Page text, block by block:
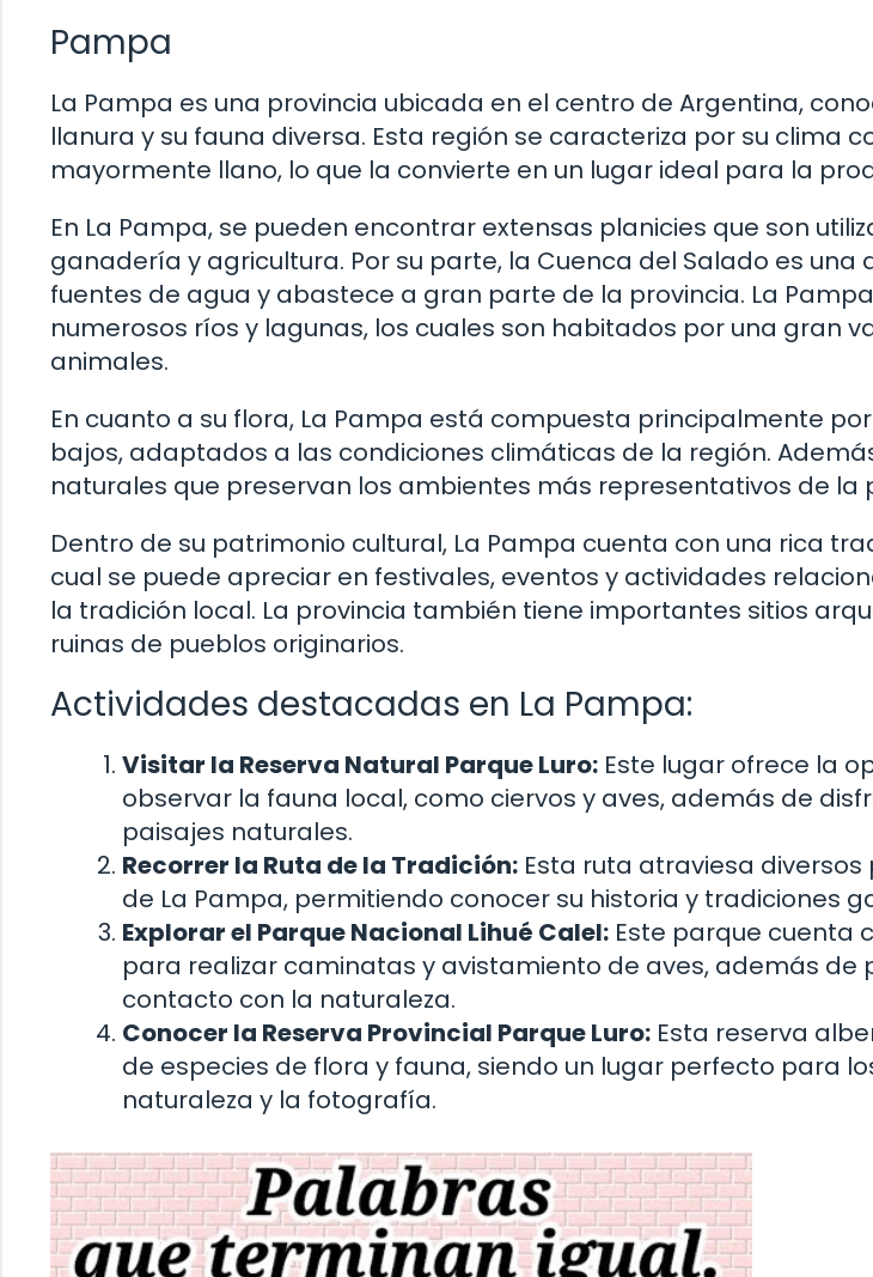
Pampa
La Pampa es una provincia ubicada en el centro de Argentina,
llanura y su fauna diversa. Esta región se caracteriza por su clima
mayormente llano, lo que la convierte en un lugar ideal para la
En La Pampa, se pueden encontrar extensas planicies que son
ganadería y agricultura. Por su parte, la Cuenca del Salado es una
fuentes de agua y abastece a gran parte de la provincia. La
numerosos ríos y lagunas, los cuales son habitados por una gran
animales.
En cuanto a su flora, La Pampa está compuesta principalmente
bajos, adaptados a las condiciones climáticas de la región.
naturales que preservan los ambientes más representativos de la
Dentro de su patrimonio cultural, La Pampa cuenta con una rica
cual se puede apreciar en festivales, eventos y actividades
la tradición local. La provincia también tiene importantes sitios
ruinas de pueblos originarios.
Actividades destacadas en La Pampa:
Visitar la Reserva Natural Parque Luro: Este lugar ofrece la
observar la fauna local, como ciervos y aves, además de
paisajes naturales.
Recorrer la Ruta de la Tradición: Esta ruta atraviesa
de La Pampa, permitiendo conocer su historia y tradiciones
Explorar el Parque Nacional Lihué Calel: Este parque cuenta
para realizar caminatas y avistamiento de aves, además de
contacto con la naturaleza.
Conocer la Reserva Provincial Parque Luro: Esta reserva
de especies de flora y fauna, siendo un lugar perfecto para
naturaleza y la fotografía.